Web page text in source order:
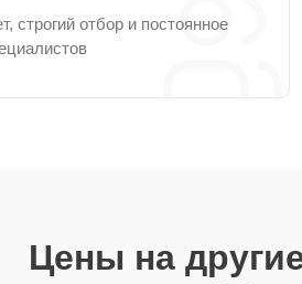
строгий отбор и постоянное
Цены на